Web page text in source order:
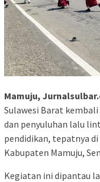
Mamuju,
Sulawesi Barat
dan penyuluhan lalu
pendidikan, tepatnya di
Kabupaten Mamuju,
Kegiatan ini dipantau